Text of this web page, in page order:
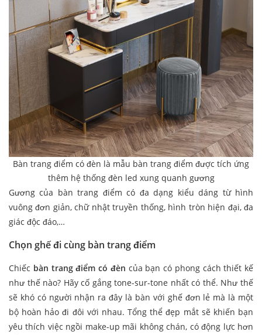
Bàn trang điểm có đèn là mẫu bàn trang điểm được tích ứng
thêm hệ thống đèn led xung quanh gương
Gương của bàn trang điểm có đa dạng kiểu dáng từ hình
vuông đơn giản, chữ nhật truyền thống, hình tròn hiện đại, đa
giác độc đáo,…
Chọn ghế đi cùng bàn trang điểm
Chiếc bàn trang điểm có đèn của bạn có phong cách thiết kế
như thế nào? Hãy cố gắng tone-sur-tone nhất có thể. Như thế
sẽ khó có người nhận ra đây là bàn với ghế đơn lẻ mà là một
bộ hoàn hảo đi đôi với nhau. Tổng thể đẹp mắt sẽ khiến bạn
yêu thích việc ngồi make-up mãi không chán, có động lực hơn